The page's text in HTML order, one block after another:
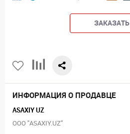
ЗАКАЗАТЬ
ИНФОРМАЦИЯ О ПРОДАВЦЕ
ASAXIY UZ
ООО "ASAXIY.UZ"